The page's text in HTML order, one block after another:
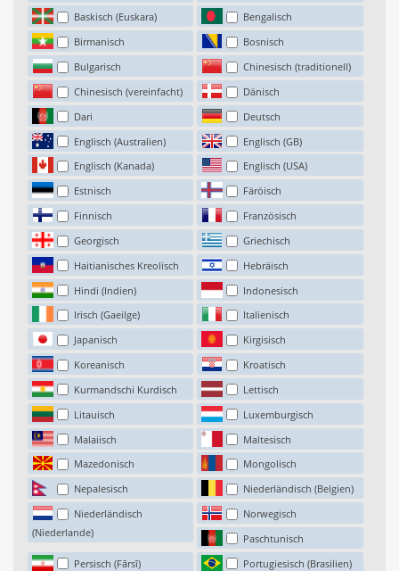
Baskisch (Euskara)
Bengalisch
Birmanisch
Bosnisch
Bulgarisch
Chinesisch (traditionell)
Chinesisch (vereinfacht)
Dänisch
Dari
Deutsch
Englisch (Australien)
Englisch (GB)
Englisch (Kanada)
Englisch (USA)
Estnisch
Färöisch
Finnisch
Französisch
Georgisch
Griechisch
Haitianisches Kreolisch
Hebräisch
Hindi (Indien)
Indonesisch
Irisch (Gaeilge)
Italienisch
Japanisch
Kirgisisch
Koreanisch
Kroatisch
Kurmandschi Kurdisch
Lettisch
Litauisch
Luxemburgisch
Malaiisch
Maltesisch
Mazedonisch
Mongolisch
Nepalesisch
Niederländisch (Belgien)
Niederländisch
(Niederlande)
Norwegisch
Paschtunisch
Persisch (Fārsī)
Portugiesisch (Brasilien)